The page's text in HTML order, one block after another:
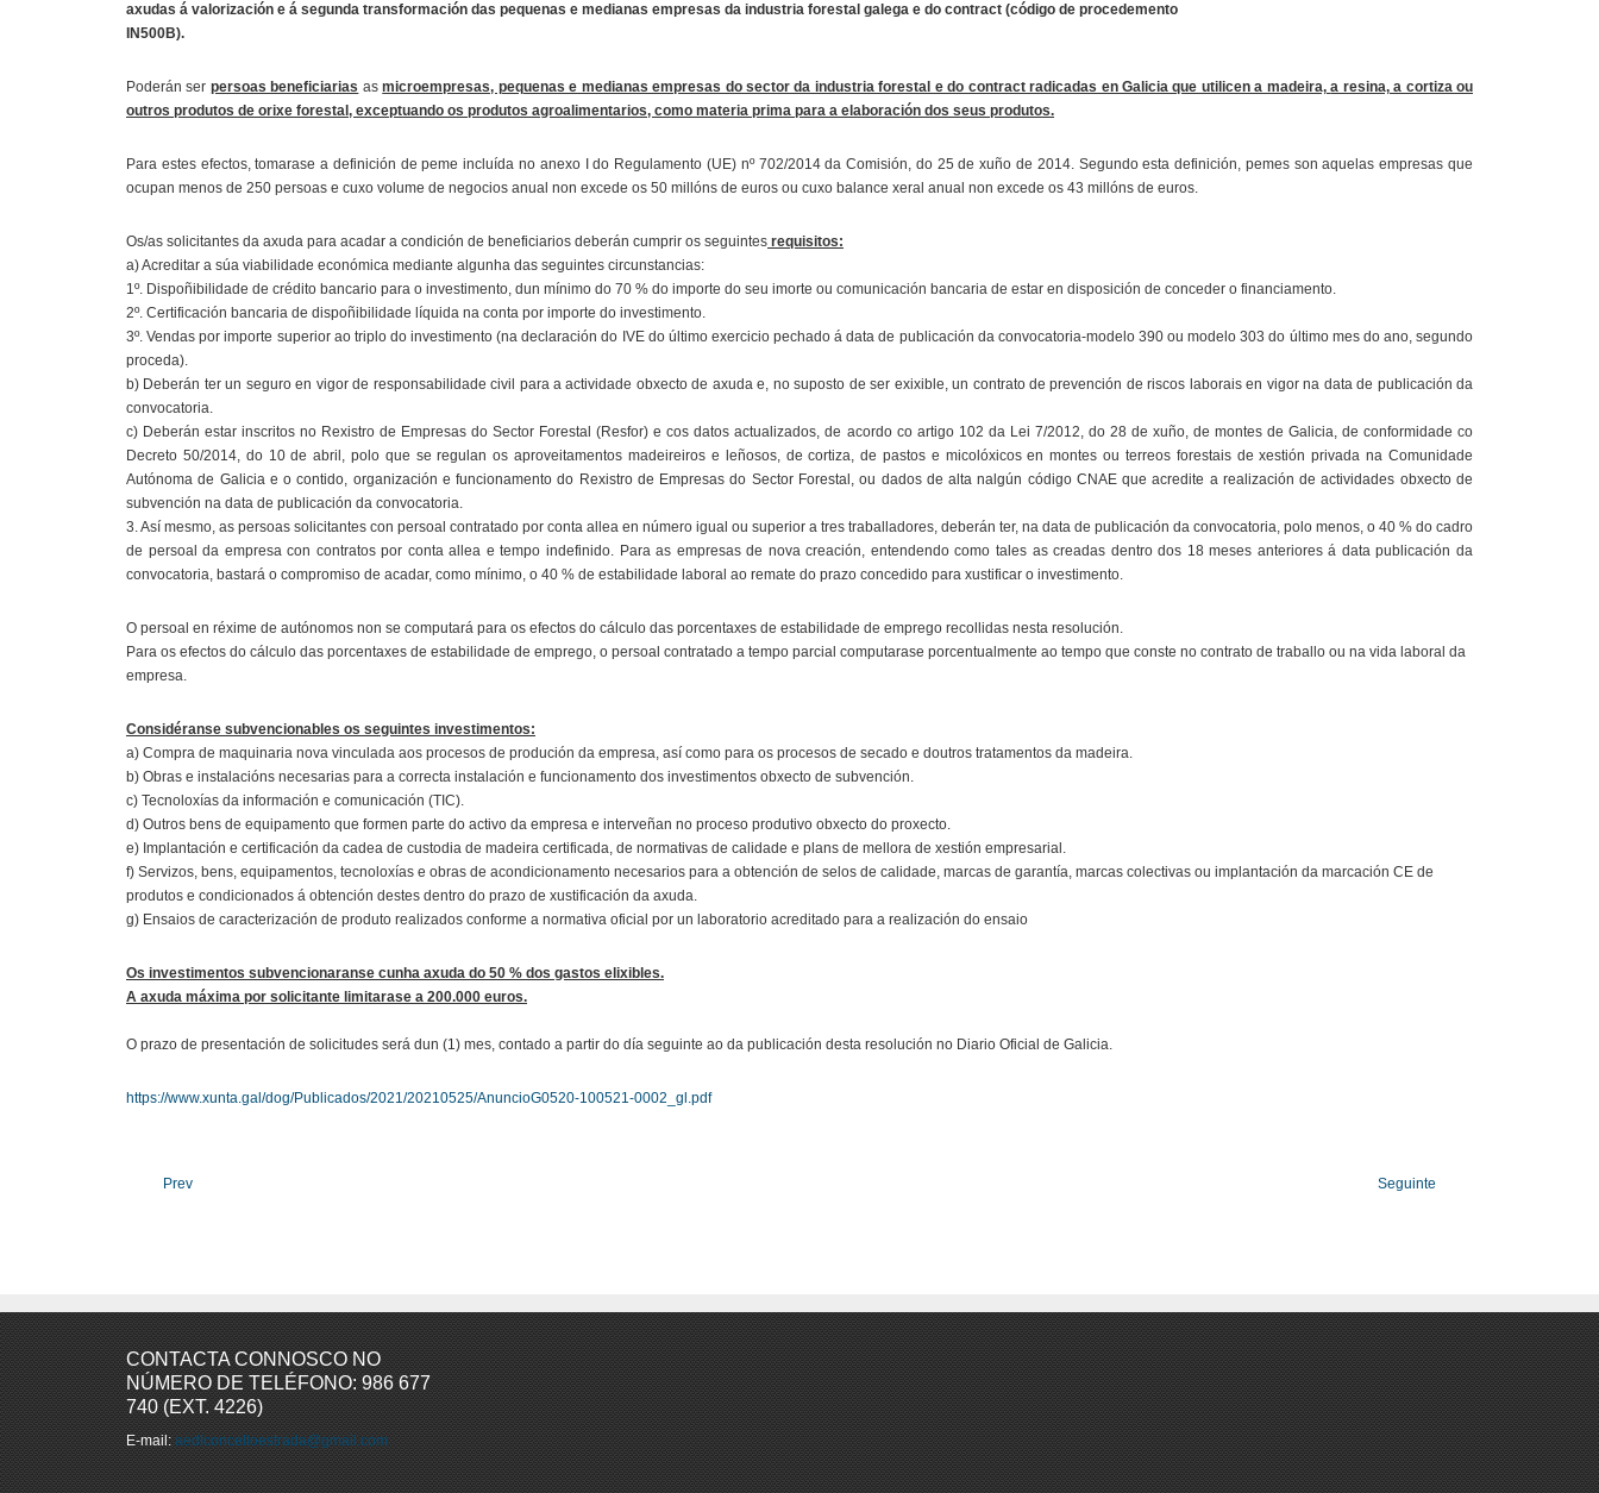
axudas á valorización e á segunda transformación das pequenas e medianas empresas da industria forestal galega e do contract (código de procedemento
IN500B).
Poderán ser persoas beneficiarias asmicroempresas, pequenas e medianas empresas do sector da industria forestal e do contract radicadas en Galicia que utilicen a madeira,a resina, a cortiza ou
outros produtos de orixe forestal, exceptuando os produtos agroalimentarios, como materia prima para a elaboración dos seus produtos.
Para estes efectos, tomarase a definición de peme incluída no anexo I do Regulamento (UE) nº 702/2014 da Comisión, do 25 de xuño de 2014. Segundo esta definición, pemes son aquelas empresas que
ocupan menos de 250 persoas e cuxo volume de negocios anual non excede os 50 millóns de euros ou cuxo balance xeral anual non excede os 43 millóns de euros.
Os/as solicitantes da axuda para acadar a condición de beneficiarios deberán cumprir os seguintes requisitos:
a) Acreditar a súa viabilidade económica mediante algunha das seguintes circunstancias:
1º. Dispoñibilidade de crédito bancario para o investimento, dun mínimo do 70 % do importe do seu imorte ou comunicación bancaria de estar en disposición de conceder o financiamento.
2º. Certificación bancaria de dispoñibilidade líquida na conta por importe do investimento.
3º. Vendas por importe superior ao triplo do investimento (na declaración do IVE do último exercicio pechado á data de publicación da convocatoria-modelo 390 ou modelo 303 do último mes do ano, segundo
proceda).
b) Deberán ter un seguro en vigor de responsabilidade civil para a actividade obxecto de axuda e, no suposto de ser exixible, un contrato de prevención de riscos laborais en vigor na data de publicación da
convocatoria.
c) Deberán estar inscritos no Rexistro de Empresas do Sector Forestal (Resfor) e cos datos actualizados, de acordo co artigo 102 da Lei 7/2012, do 28 de xuño, de montes de Galicia, de conformidade co
Decreto 50/2014, do 10 de abril, polo que se regulan os aproveitamentos madeireiros e leñosos, de cortiza, de pastos e micolóxicos en montes ou terreos forestais de xestión privada na Comunidade
Autónoma de Galicia e o contido, organización e funcionamento do Rexistro de Empresas do Sector Forestal, ou dados de alta nalgún código CNAE que acredite a realización de actividades obxecto de
subvención na data de publicación da convocatoria.
3. Así mesmo, as persoas solicitantes con persoal contratado por conta allea en número igual ou superior a tres traballadores, deberán ter, na data de publicación da convocatoria, polo menos, o 40 % do cadro
de persoal da empresa con contratos por conta allea e tempo indefinido. Para as empresas de nova creación, entendendo como tales as creadas dentro dos 18 meses anteriores á data publicación da
convocatoria, bastará o compromiso de acadar, como mínimo, o 40 % de estabilidade laboral ao remate do prazo concedido para xustificar o investimento.
O persoal en réxime de autónomos non se computará para os efectos do cálculo das porcentaxes de estabilidade de emprego recollidas nesta resolución.
Para os efectos do cálculo das porcentaxes de estabilidade de emprego, o persoal contratado a tempo parcial computarase porcentualmente ao tempo que conste no contrato de traballo ou na vida laboral da
empresa.
Considéranse subvencionables os seguintes investimentos:
a) Compra de maquinaria nova vinculada aos procesos de produción da empresa, así como para os procesos de secado e doutros tratamentos da madeira.
b) Obras e instalacións necesarias para a correcta instalación e funcionamento dos investimentos obxecto de subvención.
c) Tecnoloxías da información e comunicación (TIC).
d) Outros bens de equipamento que formen parte do activo da empresa e interveñan no proceso produtivo obxecto do proxecto.
e) Implantación e certificación da cadea de custodia de madeira certificada, de normativas de calidade e plans de mellora de xestión empresarial.
f) Servizos, bens, equipamentos, tecnoloxías e obras de acondicionamento necesarios para a obtención de selos de calidade, marcas de garantía, marcas colectivas ou implantación da marcación CE de
produtos e condicionados á obtención destes dentro do prazo de xustificación da axuda.
g) Ensaios de caracterización de produto realizados conforme a normativa oficial por un laboratorio acreditado para a realización do ensaio
Os investimentos subvencionaranse cunha axuda do 50 % dos gastos elixibles.
A axuda máxima por solicitante limitarase a 200.000 euros.
O prazo de presentación de solicitudes será dun (1) mes, contado a partir do día seguinte ao da publicación desta resolución no Diario Oficial de Galicia.
https://www.xunta.gal/dog/Publicados/2021/20210525/AnuncioG0520-100521-0002_gl.pdf
Prev Seguinte
CONTACTA CONNOSCO NO
NÚMERO DE TELÉFONO: 986 677
740 (EXT. 4226)
E-mail: aedlconcelloestrada@gmail.com